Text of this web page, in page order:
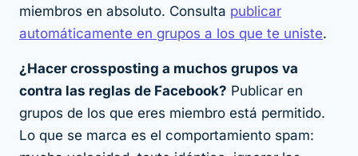
miembros en absoluto. Consulta publicar
automáticamente en grupos a los que te uniste.
¿Hacer crossposting a muchos grupos va
contra las reglas de Facebook? Publicar en
grupos de los que eres miembro está permitido.
Lo que se marca es el comportamiento spam: